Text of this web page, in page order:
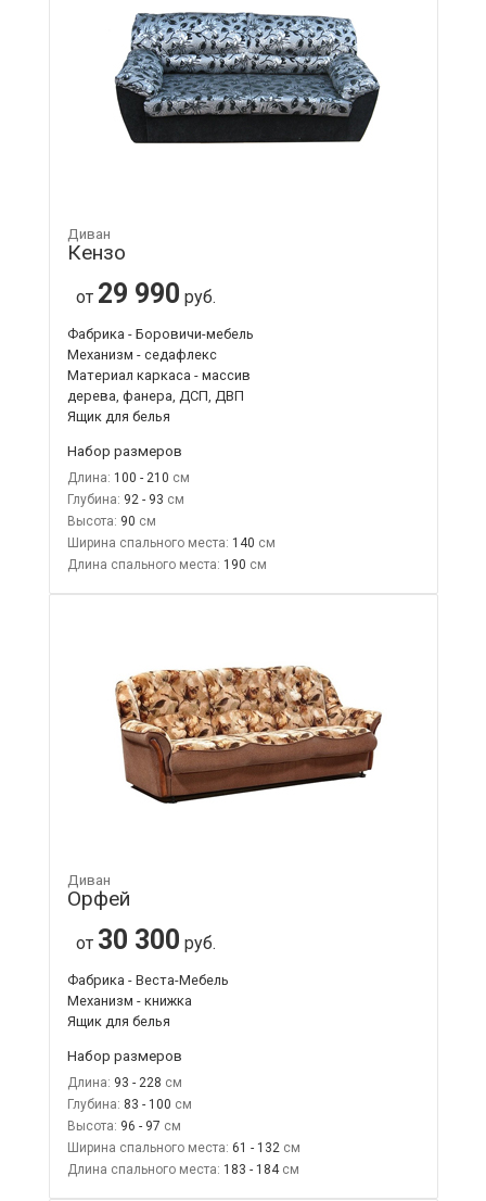
Диван
Кензо
от 29 990 руб.
Фабрика - Боровичи-мебель
Механизм - седафлекс
Материал каркаса - массив
дерева, фанера, ДСП, ДВП
Ящик для белья
Набор размеров
Длина: 100 - 210
Глубина: 92 - 93
Высота: 90
Ширина спального места: 140
Длина спального места: 190
Диван
Орфей
от 30 300 руб.
Фабрика - Веста-Мебель
Механизм - книжка
Ящик для белья
Набор размеров
Длина: 93 - 228
Глубина: 83 - 100
Высота: 96 - 97
Ширина спального места: 61 - 132
Длина спального места: 183 - 184